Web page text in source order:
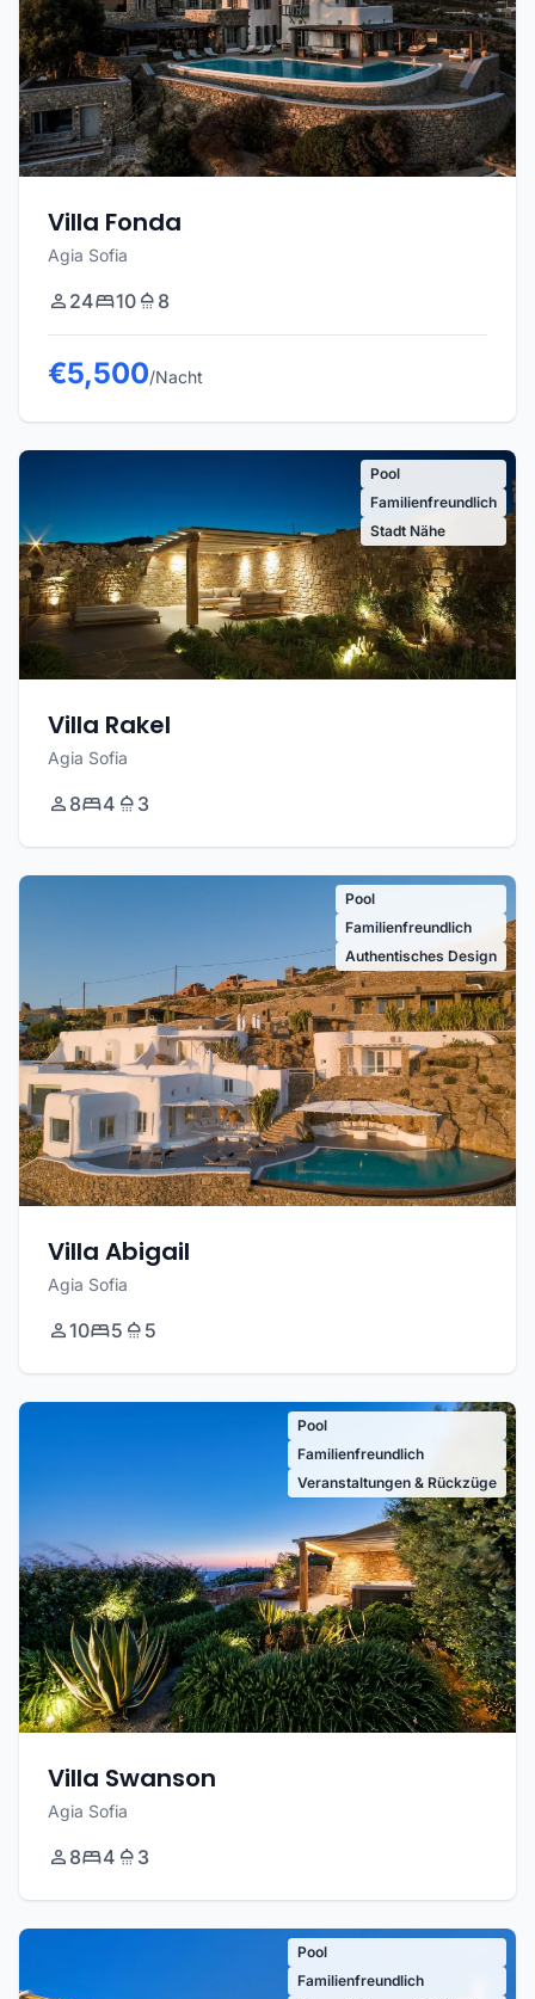
Villa Fonda
Agia Sofia
24 10 8
€5,500/Nacht
Pool
Familienfreundlich
Stadt Nähe
Villa Rakel
Agia Sofia
8 4 3
Pool
Familienfreundlich
Authentisches Design
Villa Abigail
Agia Sofia
10 5 5
Pool
Familienfreundlich
Veranstaltungen & Rückzüge
Villa Swanson
Agia Sofia
8 4 3
Pool
Familienfreundlich